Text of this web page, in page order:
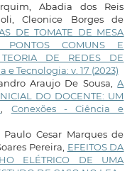
Abadia dos Reis
Cleonice Borges de
DE TOMATE DE MESA
COMUNS E
DE REDES DE
e Tecnologia: v. 17 (2023)
Araujo De Sousa,A
DO DOCENTE: UM
Conexões - Ciência e
Cesar Marques de
Pereira, EFEITOS DA
ELÉTRICO DE UMA